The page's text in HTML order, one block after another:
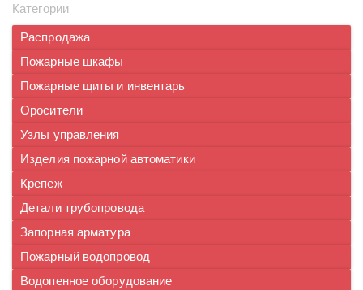
Категории
Распродажа
Пожарные шкафы
Пожарные щиты и инвентарь
Оросители
Узлы управления
Изделия пожарной автоматики
Крепеж
Детали трубопровода
Запорная арматура
Пожарный водопровод
Водопенное оборудование